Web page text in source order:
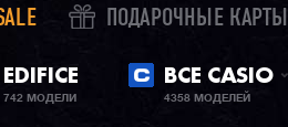
ПОДАРОЧНЫЕ КАРТЫ
EDIFICE
742 МОДЕЛИ
ВСЕ CASIO
4358 МОДЕЛЕЙ